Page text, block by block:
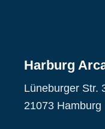
Harburg
Lüneburger Str.
21073 Hamburg